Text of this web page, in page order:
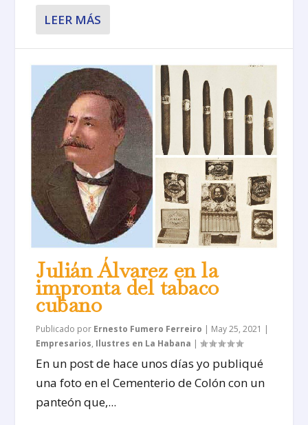
LEER MÁS
Julián Álvarez en la
impronta del tabaco
cubano
Publicado por Ernesto Fumero Ferreiro | May 25, 2021 |
Empresarios, Ilustres en La Habana |
En un post de hace unos días yo publiqué
una foto en el Cementerio de Colón con un
panteón que,...